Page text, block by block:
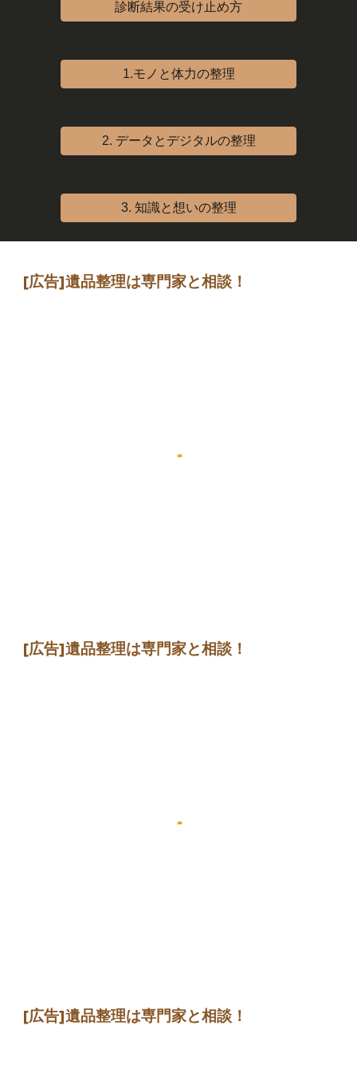
診断結果の受け止め方
1.モノと体力の整理
2. データとデジタルの整理
3. 知識と想いの整理
[広告]遺品整理は専門家と相談 ！
[広告]遺品整理は専門家と相談 ！
[広告]遺品整理は専門家と相談！